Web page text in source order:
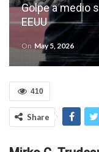
Golpe a medio
EEUU
On May 5, 2026
410
Share